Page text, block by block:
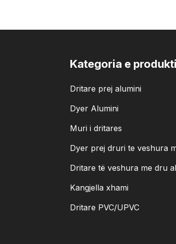
Kategoria e
Dritare prej alumini
Dyer Alumini
Muri i dritares
Dyer prej druri te veshura
Dritare të veshura me dru
Kangjella xhami
Dritare PVC/UPVC